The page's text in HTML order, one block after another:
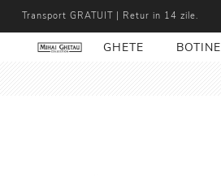
Transport GRATUIT | Retur in 14 zile.
GHETE BOTINE